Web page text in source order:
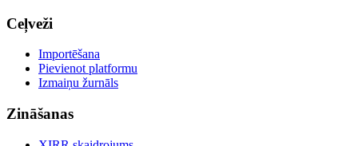
Ceļveži
Importēšana
Pievienot platformu
Izmaiņu žurnāls
Zināšanas